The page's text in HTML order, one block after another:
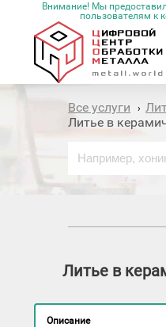
Внимание! Мы
пользователям к
Все услуги ›
Литье в
Литье в
Описание